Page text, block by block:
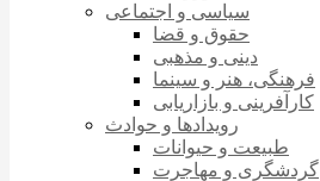
سیاسی و اجتماعی
حقوق و قضا
دینی و مذهبی
فرهنگی، هنر و سینما
کارآفرینی و بازاریابی
رویدادها و حوادث
طبیعت و حیوانات
گردشگری و مهاجرت